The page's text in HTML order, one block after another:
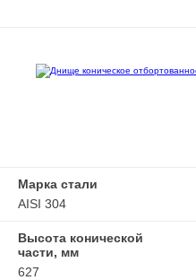
Марка стали
AISI 304
Высота конической
части, мм
627